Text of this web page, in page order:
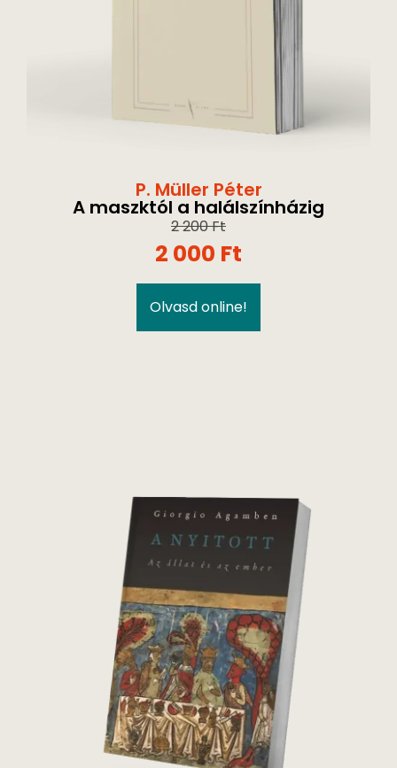
P. Müller Péter
A maszktól a halálszínházig
2 200Ft
2 000 Ft
Olvasd online!